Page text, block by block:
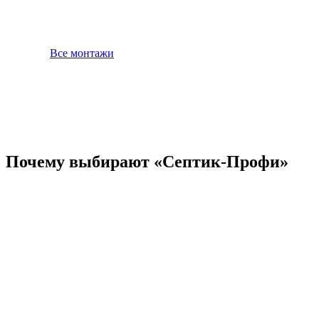
Все монтажи
Почему выбирают «Септик-Профи»